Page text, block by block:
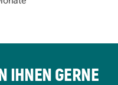
IHNEN GERNE